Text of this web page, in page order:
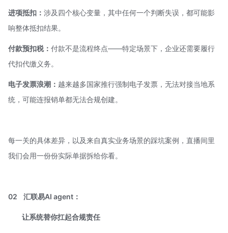
进项抵扣： 涉及四个核心变量，其中任何一个判断失误，都可能影
响整体抵扣结果。
付款预扣税： 付款不是流程终点——特定场景下，企业还需要履行
代扣代缴义务。
电子发票浪潮： 越来越多国家推行强制电子发票，无法对接当地系
统，可能连报销单都无法合规创建。
每一关的具体差异，以及来自真实业务场景的踩坑案例，直播间里
我们会用一份份实际单据拆给你看。
02 汇联易AI agent ：
让系统替你扛起合规责任